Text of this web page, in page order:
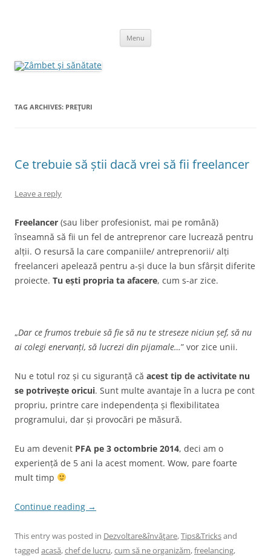
Menu
TAG ARCHIVES: PREŢURI
Ce trebuie să știi dacă vrei să fii freelancer
Leave a reply
Freelancer (sau liber profesionist, mai pe română)
înseamnă să fii un fel de antreprenor care lucrează pentru
alții. O resursă la care companiile/ antreprenorii/ alți
freelanceri apelează pentru a-și duce la bun sfârșit diferite
proiecte. Tu ești propria ta afacere, cum s-ar zice.
„Dar ce frumos trebuie să fie să nu te streseze niciun șef, să nu
ai colegi enervanți, să lucrezi din pijamale…” vor zice unii.
Nu e totul roz și cu siguranță că acest tip de activitate nu
se potrivește oricui. Sunt multe avantaje în a lucra pe cont
propriu, printre care independența și flexibilitatea
programului, dar și provocări pe măsură.
Eu am devenit PFA pe 3 octombrie 2014, deci am o
experiență de 5 ani la acest moment. Wow, pare foarte
mult timp
Continue reading →
This entry was posted in Dezvoltare&învăţare,Tips&Tricksand
tagged acasă,chef de lucru,cum să ne organizăm,freelancing,